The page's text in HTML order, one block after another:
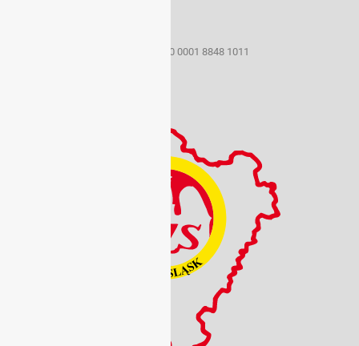
Konto bankowe 22 1160 2202 0000 0001 8848 1011